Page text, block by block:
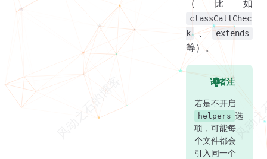
（比如
classCallChec
k 、 extends
等）。
译者注
若是不开启
helpers 选
项，可能每
个文件都会
引入同一个